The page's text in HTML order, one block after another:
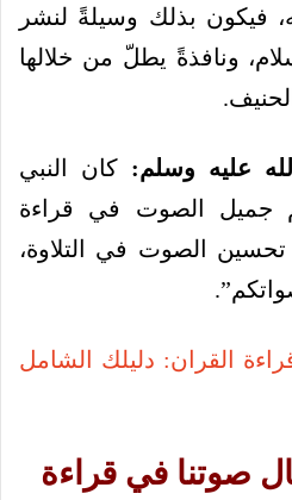
فيكون بذلك وسيلةً لنشر
ونافذةً يطلّ من خلالها
عليه وسلم: كان النبي
جميل الصوت في قراءة
الصوت في التلاوة،
القران: دليلك الشامل
صوتنا في قراءة